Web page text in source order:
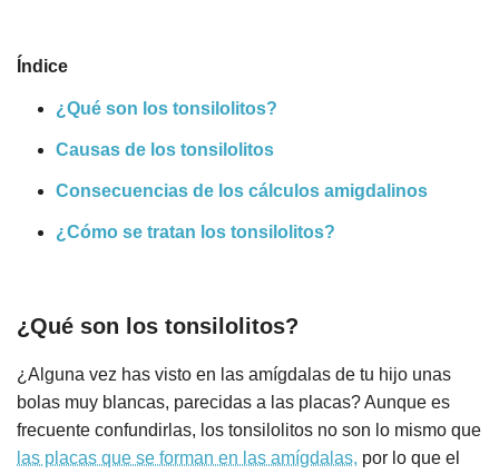
Índice
¿Qué son los tonsilolitos?
Causas de los tonsilolitos
Consecuencias de los cálculos amigdalinos
¿Cómo se tratan los tonsilolitos?
¿Qué son los tonsilolitos?
¿Alguna vez has visto en las amígdalas de tu hijo unas
bolas muy blancas, parecidas a las placas? Aunque es
frecuente confundirlas, los tonsilolitos no son lo mismo que
las placas que se forman en las amígdalas, por lo que el